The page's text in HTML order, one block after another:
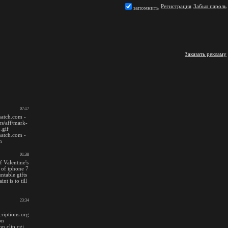
запомнить Регистрация Забыл пароль
Заказать рекламу